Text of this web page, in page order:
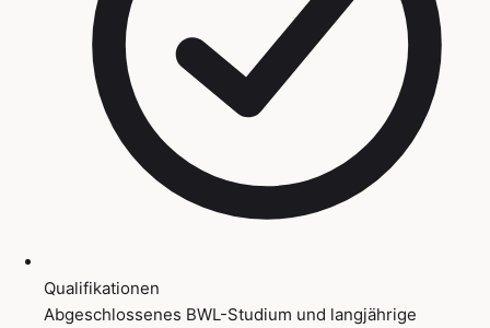
Qualifikationen
Abgeschlossenes BWL-Studium und langjährige